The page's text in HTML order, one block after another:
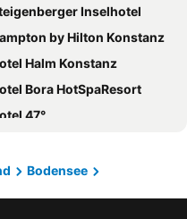
Inselhotel
by Hilton Konstanz
Halm Konstanz
Bora HotSpaResort
47°
Graf Zeppelin
Bodensee